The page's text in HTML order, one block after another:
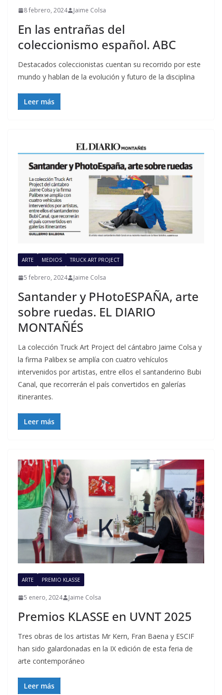
8 febrero, 2024 Jaime Colsa
En las entrañas del
coleccionismo español. ABC
Destacados coleccionistas cuentan su recorrido por este
mundo y hablan de la evolución y futuro de la disciplina
Leer más
ARTE MEDIOS TRUCK ART PROJECT
5 febrero, 2024 Jaime Colsa
Santander y PHotoESPAÑA, arte
sobre ruedas. EL DIARIO
MONTAÑÉS
La colección Truck Art Project del cántabro Jaime Colsa y
la firma Palibex se amplía con cuatro vehículos
intervenidos por artistas, entre ellos el santanderino Bubi
Canal, que recorrerán el país convertidos en galerías
itinerantes.
Leer más
ARTE PREMIO KLASSE
5 enero, 2024 Jaime Colsa
Premios KLASSE en UVNT 2025
Tres obras de los artistas Mr Kern, Fran Baena y ESCIF
han sido galardonadas en la IX edición de esta feria de
arte contemporáneo
Leer más